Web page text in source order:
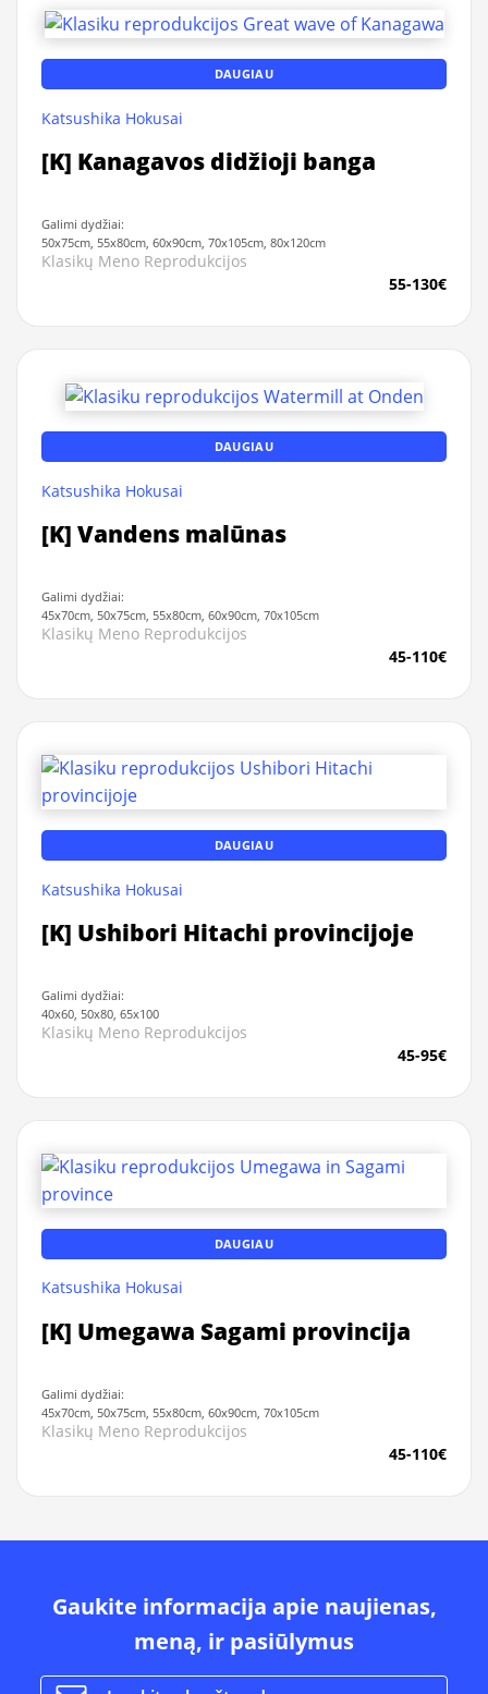
DAUGIAU
Katsushika Hokusai
[K] Kanagavos didžioji banga
Galimi dydžiai:
50x75cm, 55x80cm, 60x90cm, 70x105cm, 80x120cm
Klasikų Meno Reprodukcijos
55-130€
DAUGIAU
Katsushika Hokusai
[K] Vandens malūnas
Galimi dydžiai:
45x70cm, 50x75cm, 55x80cm, 60x90cm, 70x105cm
Klasikų Meno Reprodukcijos
45-110€
DAUGIAU
Katsushika Hokusai
[K] Ushibori Hitachi provincijoje
Galimi dydžiai:
40x60, 50x80, 65x100
Klasikų Meno Reprodukcijos
45-95€
DAUGIAU
Katsushika Hokusai
[K] Umegawa Sagami provincija
Galimi dydžiai:
45x70cm, 50x75cm, 55x80cm, 60x90cm, 70x105cm
Klasikų Meno Reprodukcijos
45-110€
Gaukite informacija apie naujienas,
meną, ir pasiūlymus